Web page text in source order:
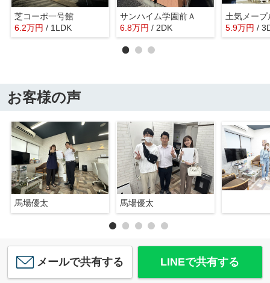
芝コーポ一号館
6.2万円 / 1LDK
サンハイム学園前Ａ
6.8万円 / 2DK
土気メープ
5.9万円 /
お客様の声
馬場優太 馬場優太
メールで共有する LINEで共有する